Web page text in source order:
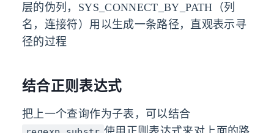
层的伪列，SYS_CONNECT_BY_PATH（列
名，连接符）用以生成一条路径，直观表示寻
径的过程
结合正则表达式
把上一个查询作为子表，可以结合